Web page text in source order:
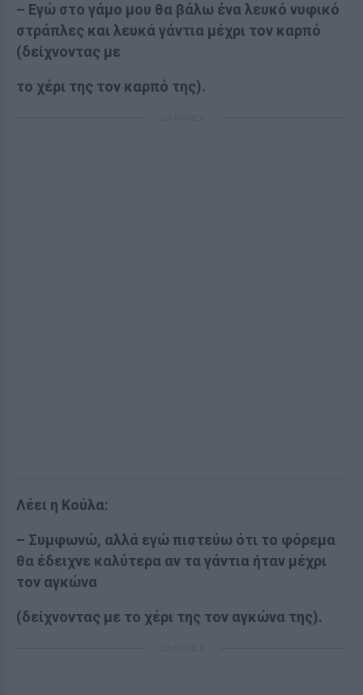
– Εγώ στο γάμο μου θα βάλω ένα λευκό νυφικό
στράπλες και λευκά γάντια μέχρι τον καρπό
(δείχνοντας με
το χέρι της τον καρπό της).
Λέει η Κούλα:
– Συμφωνώ, αλλά εγώ πιστεύω ότι το φόρεμα
θα έδειχνε καλύτερα αν τα γάντια ήταν μέχρι
τον αγκώνα
(δείχνοντας με το χέρι της τον αγκώνα της).